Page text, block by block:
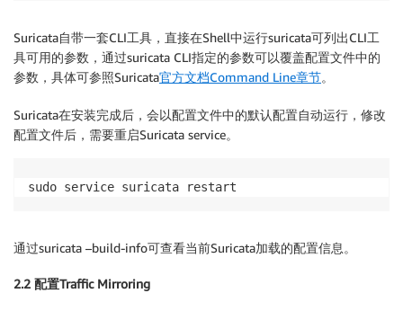
Suricata自带一套CLI工具，直接在Shell中运行suricata可列出CLI工
具可用的参数，通过suricata CLI指定的参数可以覆盖配置文件中的
参数，具体可参照Suricata官方文档Command Line章节。
Suricata在安装完成后，会以配置文件中的默认配置自动运行，修改
配置文件后，需要重启Suricata service。
sudo service suricata restart
通过suricata –build-info可查看当前Suricata加载的配置信息。
2.2 配置Traffic Mirroring